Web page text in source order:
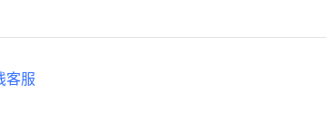
客服